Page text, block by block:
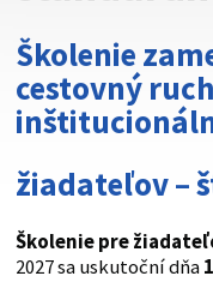
Školenie
cestovný
žiadateľov –
Školenie pre
2027 sa uskutoční dňa